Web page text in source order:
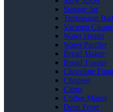
Storage Jar
Timbangan
Vacuum
Water Heater
Water Purifier
Bread Maker
Bread Toaster
Chocolate
Chopper
Citrus
Coffee Maker
Deep Fryer